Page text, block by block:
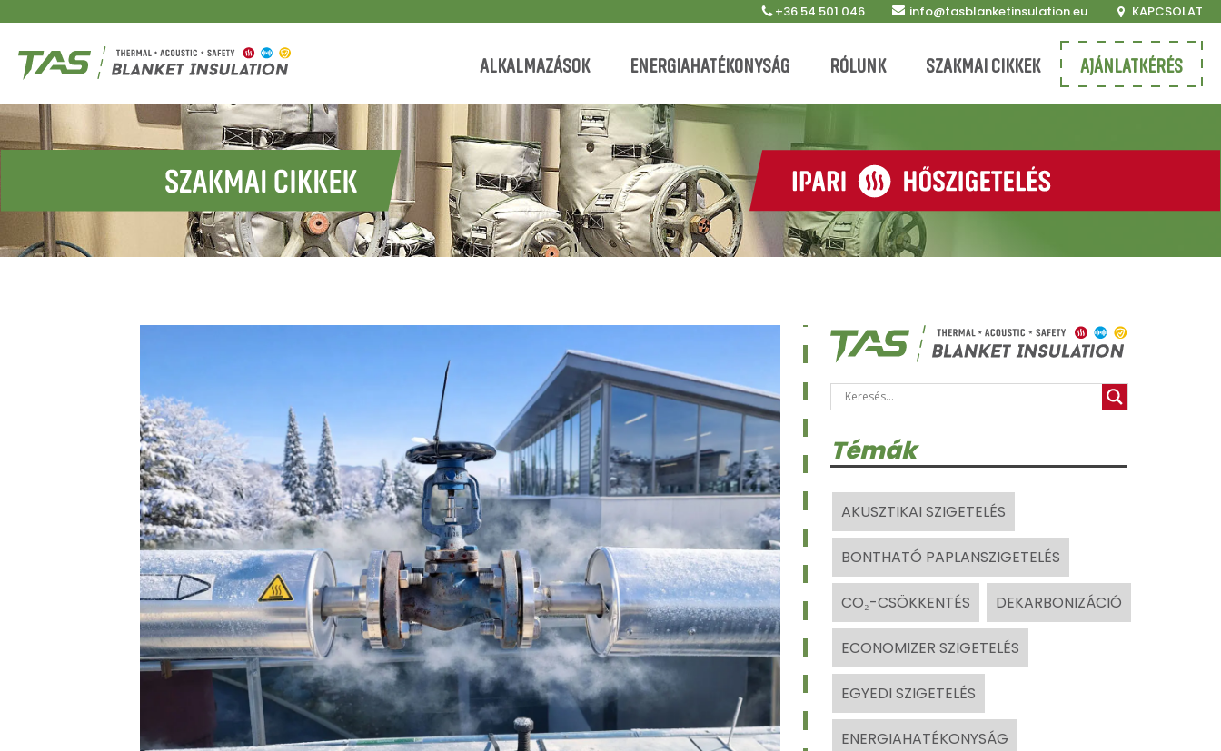
+36 54 501 046 info@tasblanketinsulation.eu KAPCSOLAT
ALKALMAZÁSOK ENERGIAHATÉKONYSÁG RÓLUNK SZAKMAI CIKKEK AJÁNLATKÉRÉS
Témák
AKUSZTIKAI SZIGETELÉS
BONTHATÓ PAPLANSZIGETELÉS
CO₂-CSÖKKENTÉS DEKARBONIZÁCIÓ
ECONOMIZER SZIGETELÉS
EGYEDI SZIGETELÉS
ENERGIAHATÉKONYSÁG